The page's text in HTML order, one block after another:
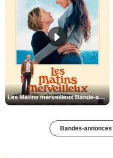
Les Matins merveilleux Bande-annonce VF
Bandes-